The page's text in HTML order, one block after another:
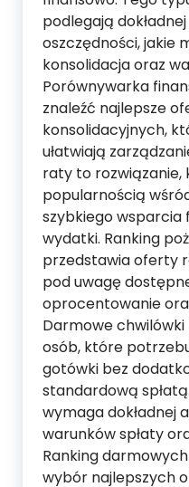
podlegają
oszczędności, jakie
konsolidacja oraz
Porównywarka
znaleźć najlepsze
konsolidacyjnych,
ułatwiają
raty to rozwiązanie,
popularnością
szybkiego wsparcia
wydatki. Ranking
przedstawia oferty
pod uwagę
oprocentowanie
Darmowe
osób, które
gotówki bez
standardową
wymaga dokładnej
warunków spłaty
Ranking
wybór najlepszych